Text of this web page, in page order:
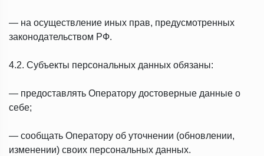
— на осуществление иных прав, предусмотренных
законодательством РФ.
4.2. Субъекты персональных данных обязаны:
— предоставлять Оператору достоверные данные о
себе;
— сообщать Оператору об уточнении (обновлении,
изменении) своих персональных данных.